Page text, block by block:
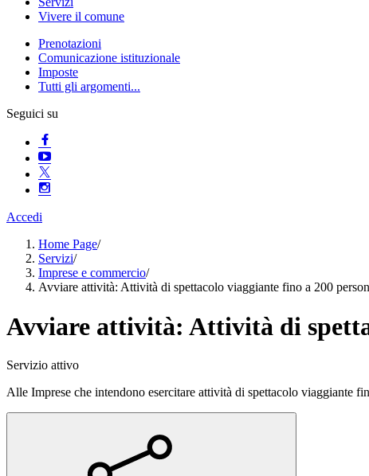
Vivere il comune
Prenotazioni
Comunicazione istituzionale
Imposte
Tutti gli argomenti...
Seguici su
Accedi
Home Page/
Servizi/
Imprese e commercio/
Avviare attività: Attività di spettacolo viaggiante fino a 200
Avviare attività: Attività di
Servizio attivo
Alle Imprese che intendono esercitare attività di spettacolo viaggiante